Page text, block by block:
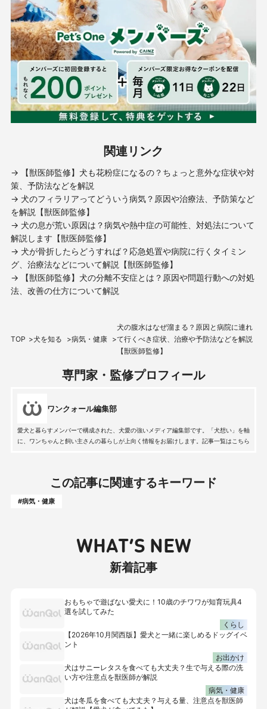
関連リンク
→ 【獣医師監修】犬も花粉症になるの？ちょっと意外な症状や対
策、予防法などを解説
→ 犬のフィラリアってどういう病気？原因や治療法、予防策など
を解説【獣医師監修】
→ 犬の息が荒い原因は？病気や熱中症の可能性、対処法について
解説します【獣医師監修】
→ 犬が骨折したらどうすれば？応急処置や病院に行くタイミン
グ、治療法などについて解説【獣医師監修】
→ 【獣医師監修】犬の分離不安症とは？原因や問題行動への対処
法、改善の仕方について解説
TOP 犬を知る 病気・健康
犬の腹水はなぜ溜まる？原因と病院に連れ
て行くべき症状、治療や予防法などを解説
【獣医師監修】
専門家・監修プロフィール
ワンクォール編集部
愛犬と暮らすメンバーで構成された、犬愛の強いメディア編集部です。「犬想い」を軸
に、ワンちゃんと飼い主さんの暮らしが上向く情報をお届けします。記事一覧はこちら
この記事に関連するキーワード
#病気・健康
WHAT’S NEW
新着記事
おもちゃで遊ばない愛犬に！10歳のチワワが知育玩具4
選を試してみた
くらし
【2026年10月関西版】愛犬と一緒に楽しめるドッグイベ
ント
お出かけ
犬はサニーレタスを食べても大丈夫？生で与える際の洗
い方や注意点を獣医師が解説
病気・健康
犬は冬瓜を食べても大丈夫？与える量、注意点を獣医師